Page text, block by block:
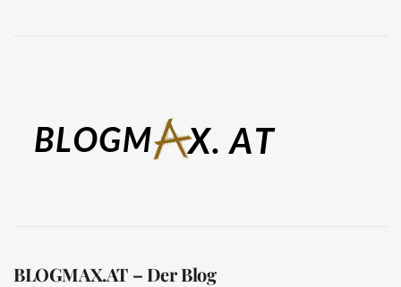
BLOGMAX.AT – Der Blog